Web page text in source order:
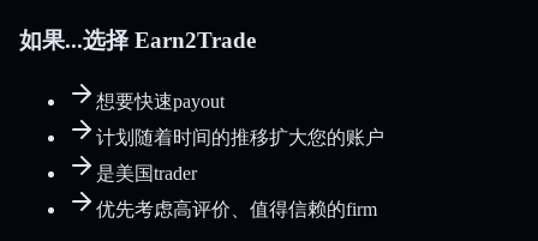
如果...选择 Earn2Trade
想要快速payout
计划随着时间的推移扩大您的账户
是美国trader
优先考虑高评价、值得信赖的firm